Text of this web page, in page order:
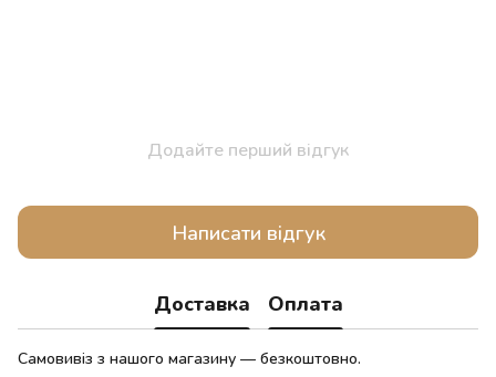
Додайте перший відгук
Написати відгук
Доставка Оплата
Самовивіз з нашого магазину — безкоштовно.